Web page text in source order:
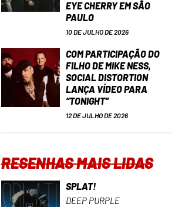
EYE CHERRY EM SÃO
PAULO
10 DE JULHO DE 2026
COM PARTICIPAÇÃO DO
FILHO DE MIKE NESS,
SOCIAL DISTORTION
LANÇA VÍDEO PARA
“TONIGHT”
12 DE JULHO DE 2026
RESENHAS MAIS LIDAS
SPLAT!
DEEP PURPLE